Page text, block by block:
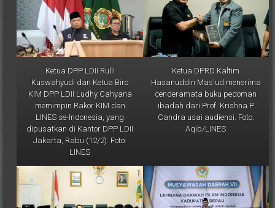
Ketua DPP LDII Rulli
Kuswahyudi dan Ketua Biro
KIM DPP LDII Ludhy Cahyana
memimpin Rakor KIM dan
LINES se-Indonesia, yang
dipusatkan di Kantor DPP LDII
Jakarta, Rabu (12/2). Foto:
LINES
Ketua DPRD Kaltim
Hasanuddin Mas'ud menerima
cenderamata buku pedoman
ibadah dari Prof. Krishna P
Candra usai audiensi. Foto:
Aqib/LINES